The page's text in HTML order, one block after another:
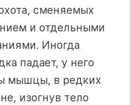
сменяемых
и отдельными
Иногда
падает, у него
мышцы, в редких
изогнув тело